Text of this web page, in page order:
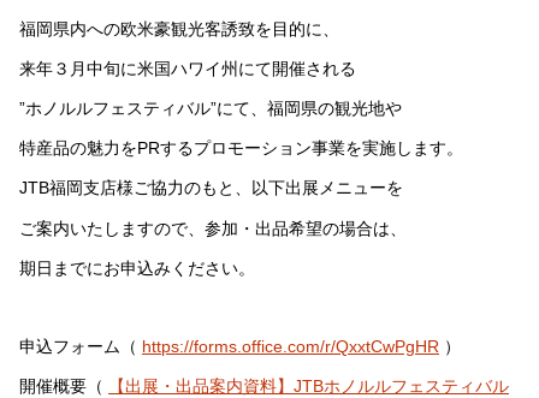
福岡県内への欧米豪観光客誘致を目的に、
来年３月中旬に米国ハワイ州にて開催される
”ホノルルフェスティバル”にて、福岡県の観光地や
特産品の魅力をPRするプロモーション事業を実施します。
JTB福岡支店様ご協力のもと、以下出展メニューを
ご案内いたしますので、参加・出品希望の場合は、
期日までにお申込みください。
申込フォーム（ https://forms.office.com/r/QxxtCwPgHR ）
開催概要（
【出展・出品案内資料】JTBホノルルフェスティバル